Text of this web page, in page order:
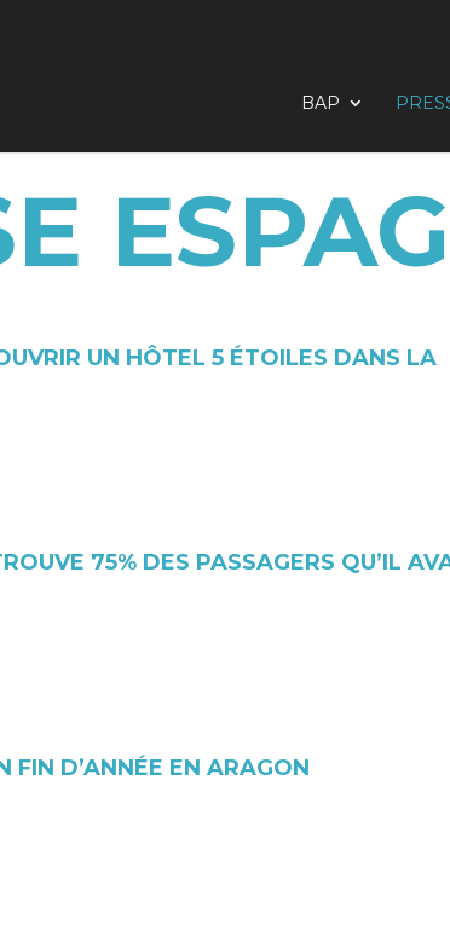
BAP
UN HÔTEL 5 ÉTOILES DANS LA
75% DES PASSAGERS QU’IL
FIN D’ANNÉE EN ARAGON